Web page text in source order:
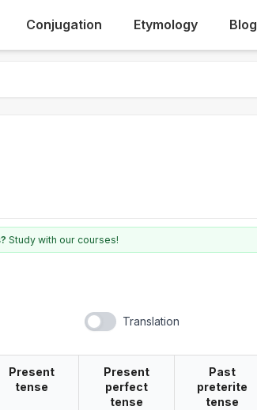
Conjugation Etymology Blog
Study with our courses!
Translation
Present
tense
Present
perfect
tense
Past
preterite
tense